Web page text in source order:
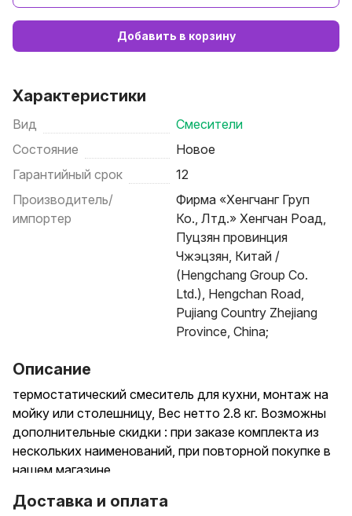
Добавить в корзину
Характеристики
Вид
Смесители
Состояние
Новое
Гарантийный срок
12
Производитель/
импортер
Фирма «Хенгчанг Груп
Ко., Лтд.» Хенгчан Роад,
Пуцзян провинция
Чжэцзян, Китай /
(Hengchang Group Co.
Ltd.), Hengchan Road,
Pujiang Country Zhejiang
Province, China;
Описание
термостатический смеситель для кухни, монтаж на
мойку или столешницу, Вес нетто 2.8 кг. Возможны
дополнительные скидки : при заказе комплекта из
нескольких наименований, при повторной покупке в
нашем магазине
Доставка и оплата